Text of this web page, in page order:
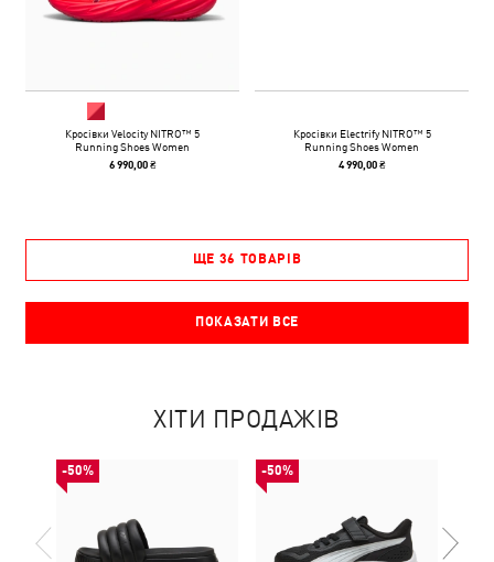
Кросівки Velocity NITRO™ 5
Running Shoes Women
6 990,00 ₴
Кросівки Electrify NITRO™ 5
Running Shoes Women
4 990,00 ₴
ЩЕ 36 ТОВАРІВ
ПОКАЗАТИ ВСЕ
ХІТИ ПРОДАЖІВ
-50% -50%